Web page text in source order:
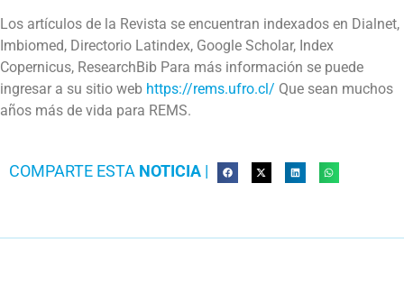
Los artículos de la Revista se encuentran indexados en Dialnet,
Imbiomed, Directorio Latindex, Google Scholar, Index
Copernicus, ResearchBib Para más información se puede
ingresar a su sitio web https://rems.ufro.cl/ Que sean muchos
años más de vida para REMS.
COMPARTE ESTA NOTICIA